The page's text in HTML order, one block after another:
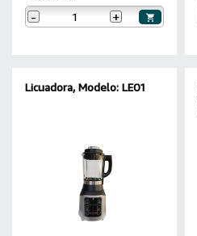
- +
Licuadora, Modelo: LE01